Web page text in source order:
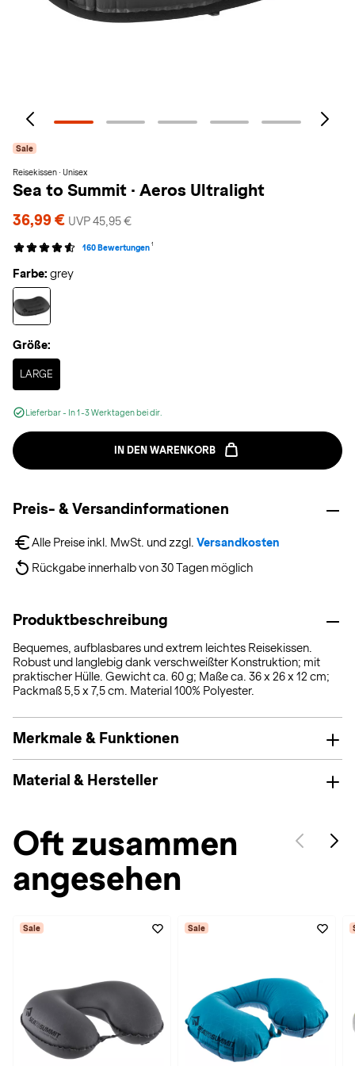
Sale
Reisekissen · Unisex
Sea to Summit · Aeros Ultralight
36,99 € UVP 45,95 €
160 Bewertungen 1
Farbe: grey
Größe:
LARGE
Selected
Lieferbar - In 1-3 Werktagen bei dir.
IN DEN WARENKORB
Preis- & Versandinformationen
Alle Preise inkl. MwSt. und zzgl. Versandkosten
Rückgabe innerhalb von 30 Tagen möglich
Produktbeschreibung
Bequemes, aufblasbares und extrem leichtes Reisekissen.
Robust und langlebig dank verschweißter Konstruktion; mit
praktischer Hülle. Gewicht ca. 60 g; Maße ca. 36 x 26 x 12 cm;
Packmaß 5,5 x 7,5 cm. Material 100% Polyester.
Merkmale & Funktionen
Material & Hersteller
Oft zusammen
angesehen
Sale Sale